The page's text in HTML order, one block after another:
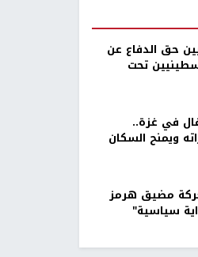
حق الدفاع عن
تحت
في غزة..
ويمنح السكان
مضيق هرمز
سياسية"